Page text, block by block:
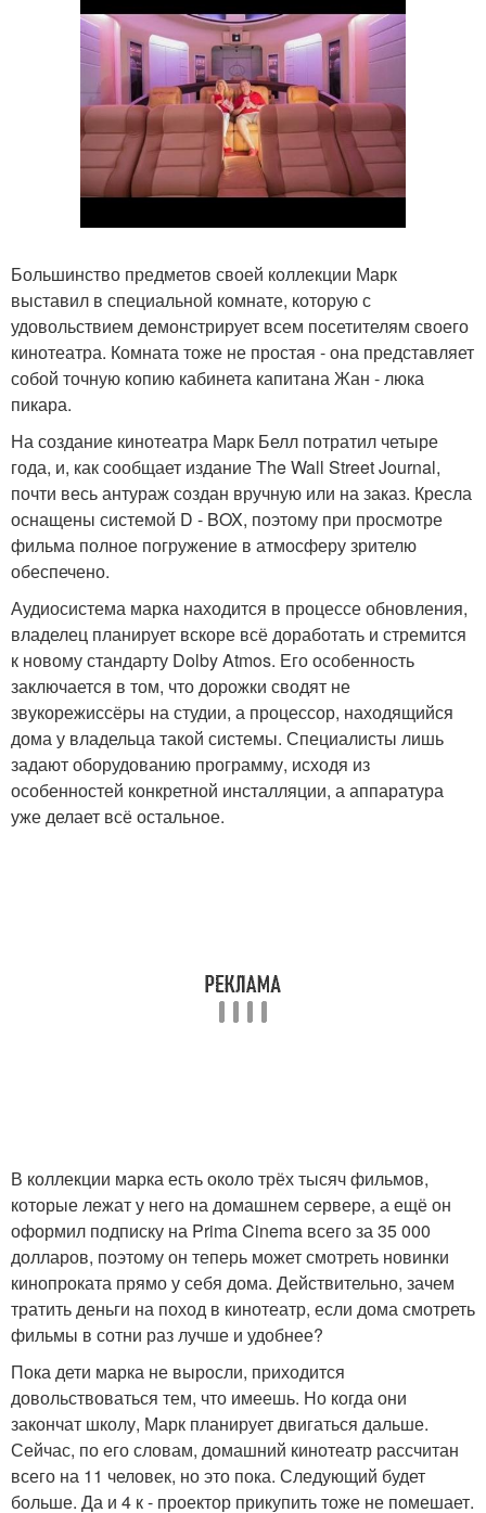
Большинство предметов своей коллекции Марк
выставил в специальной комнате, которую с
удовольствием демонстрирует всем посетителям своего
кинотеатра. Комната тоже не простая - она представляет
собой точную копию кабинета капитана Жан - люка
пикара.
На создание кинотеатра Марк Белл потратил четыре
года, и, как сообщает издание The Wall Street Journal,
почти весь антураж создан вручную или на заказ. Кресла
оснащены системой D - BOX, поэтому при просмотре
фильма полное погружение в атмосферу зрителю
обеспечено.
Аудиосистема марка находится в процессе обновления,
владелец планирует вскоре всё доработать и стремится
к новому стандарту Dolby Atmos. Его особенность
заключается в том, что дорожки сводят не
звукорежиссёры на студии, а процессор, находящийся
дома у владельца такой системы. Специалисты лишь
задают оборудованию программу, исходя из
особенностей конкретной инсталляции, а аппаратура
уже делает всё остальное.
В коллекции марка есть около трёх тысяч фильмов,
которые лежат у него на домашнем сервере, а ещё он
оформил подписку на Prima Cinema всего за 35 000
долларов, поэтому он теперь может смотреть новинки
кинопроката прямо у себя дома. Действительно, зачем
тратить деньги на поход в кинотеатр, если дома смотреть
фильмы в сотни раз лучше и удобнее?
Пока дети марка не выросли, приходится
довольствоваться тем, что имеешь. Но когда они
закончат школу, Марк планирует двигаться дальше.
Сейчас, по его словам, домашний кинотеатр рассчитан
всего на 11 человек, но это пока. Следующий будет
больше. Да и 4 к - проектор прикупить тоже не помешает.